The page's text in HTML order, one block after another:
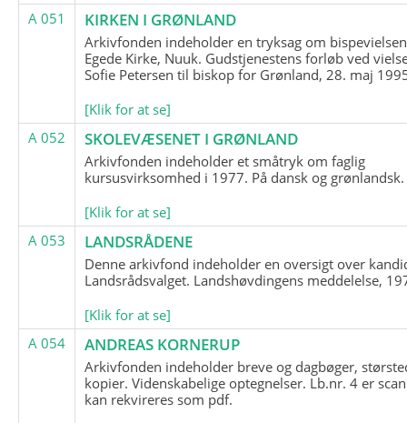
A 051
KIRKEN I GRØNLAND
Arkivfonden indeholder en tryksag om
Egede Kirke, Nuuk. Gudstjenestens forløb ved
Sofie Petersen til biskop for Grønland, 28. maj
[Klik for at se]
A 052
SKOLEVÆSENET I GRØNLAND
Arkivfonden indeholder et småtryk om faglig
kursusvirksomhed i 1977. På dansk og grønlandsk.
[Klik for at se]
A 053
LANDSRÅDENE
Denne arkivfond indeholder en oversigt over
Landsrådsvalget. Landshøvdingens meddelelse,
[Klik for at se]
A 054
ANDREAS KORNERUP
Arkivfonden indeholder breve og dagbøger,
kopier. Videnskabelige optegnelser. Lb.nr. 4 er
kan rekvireres som pdf.